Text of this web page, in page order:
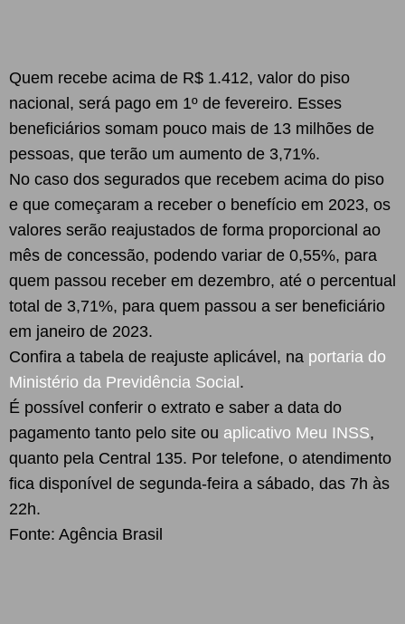
Quem recebe acima de R$ 1.412, valor do piso
nacional, será pago em 1º de fevereiro. Esses
beneficiários somam pouco mais de 13 milhões de
pessoas, que terão um aumento de 3,71%.
No caso dos segurados que recebem acima do piso
e que começaram a receber o benefício em 2023, os
valores serão reajustados de forma proporcional ao
mês de concessão, podendo variar de 0,55%, para
quem passou receber em dezembro, até o percentual
total de 3,71%, para quem passou a ser beneficiário
em janeiro de 2023.
Confira a tabela de reajuste aplicável, na portaria do
Ministério da Previdência Social .
É possível conferir o extrato e saber a data do
pagamento tanto pelo site ou aplicativo Meu INSS,
quanto pela Central 135. Por telefone, o atendimento
fica disponível de segunda-feira a sábado, das 7h às
22h.
Fonte: Agência Brasil